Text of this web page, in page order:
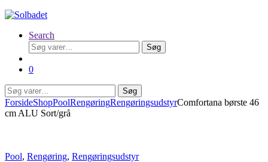
Search
Søg
efter:
Søg
0
Søg
efter:
Søg
ForsideShopPoolRengøringRengøringsudstyrComfortana børste 46
cm ALU Sort/grå
Pool, Rengøring, Rengøringsudstyr